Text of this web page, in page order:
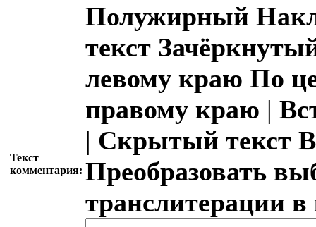
Текст
комментария:
Полужирный
текст
левому краю По
правому краю |
| Скрытый текст
Преобразовать
транслитерации